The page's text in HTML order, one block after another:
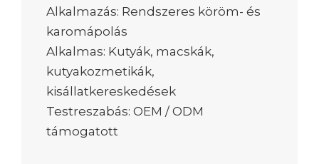
Alkalmazás: Rendszeres köröm- és
karomápolás
Alkalmas: Kutyák, macskák,
kutyakozmetikák,
kisállatkereskedések
Testreszabás: OEM / ODM
támogatott